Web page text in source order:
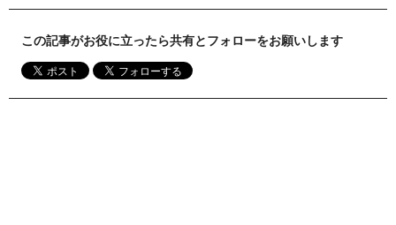
この記事がお役に立ったら共有とフォローをお願いします